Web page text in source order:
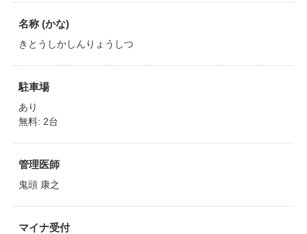
名称 (かな)
きとうしかしんりょうしつ
駐車場
あり
無料: 2台
管理医師
鬼頭 康之
マイナ受付